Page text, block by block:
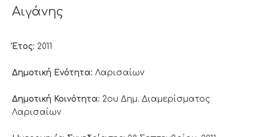
Αιγάνης
Έτος: 2011
Δημοτική Ενότητα: Λαρισαίων
Δημοτική Κοινότητα: 2ου Δημ. Διαμερίσματος
Λαρισαίων